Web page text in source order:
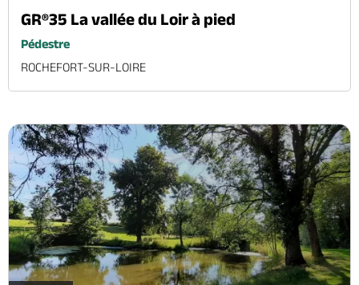
GR®35 La vallée du Loir à pied
Pédestre
ROCHEFORT-SUR-LOIRE